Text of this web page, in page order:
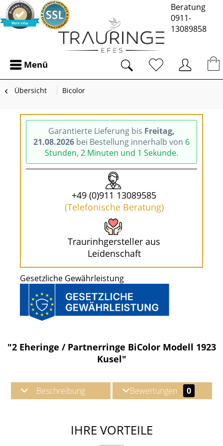
Beratung
0911-
13089858
Menü
Übersicht Bicolor
Garantierte Lieferung bis Freitag,
21.08.2026 bei Bestellung innerhalb von 6
Stunden, 2 Minuten und 1 Sekunde.
+49 (0)911 13089585
(Telefonische Beratung)
Traurinhgersteller aus
Leidenschaft
Gesetzliche Gewährleistung
"2 Eheringe / Partnerringe BiColor Modell 1923
Kusel"
Beschreibung Bewertungen 0
IHRE VORTEILE